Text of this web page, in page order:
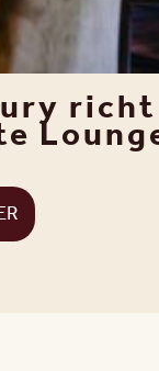
richt